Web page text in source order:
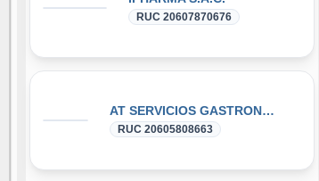
RUC 20607870676
AT SERVICIOS GASTRONOMICOS S.A.C.
RUC 20605808663